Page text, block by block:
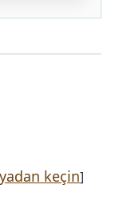
keçin]